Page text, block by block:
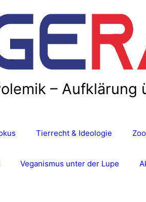
–
Tierrecht & Ideologie
Veganismus unter der Lupe